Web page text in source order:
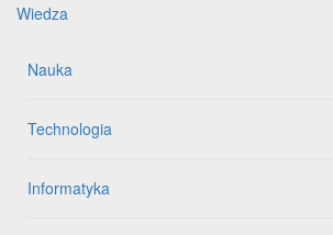
Wiedza
Nauka
Technologia
Informatyka